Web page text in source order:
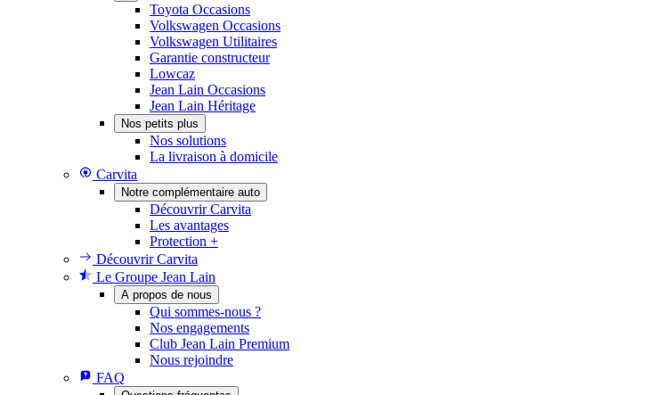
Toyota Occasions
Volkswagen Occasions
Volkswagen Utilitaires
Garantie constructeur
Lowcaz
Jean Lain Occasions
Jean Lain Héritage
Nos petits plus
Nos solutions
La livraison à domicile
Carvita
Notre complémentaire auto
Découvrir Carvita
Les avantages
Protection +
Découvrir Carvita
Le Groupe Jean Lain
A propos de nous
Qui sommes-nous ?
Nos engagements
Club Jean Lain Premium
Nous rejoindre
FAQ